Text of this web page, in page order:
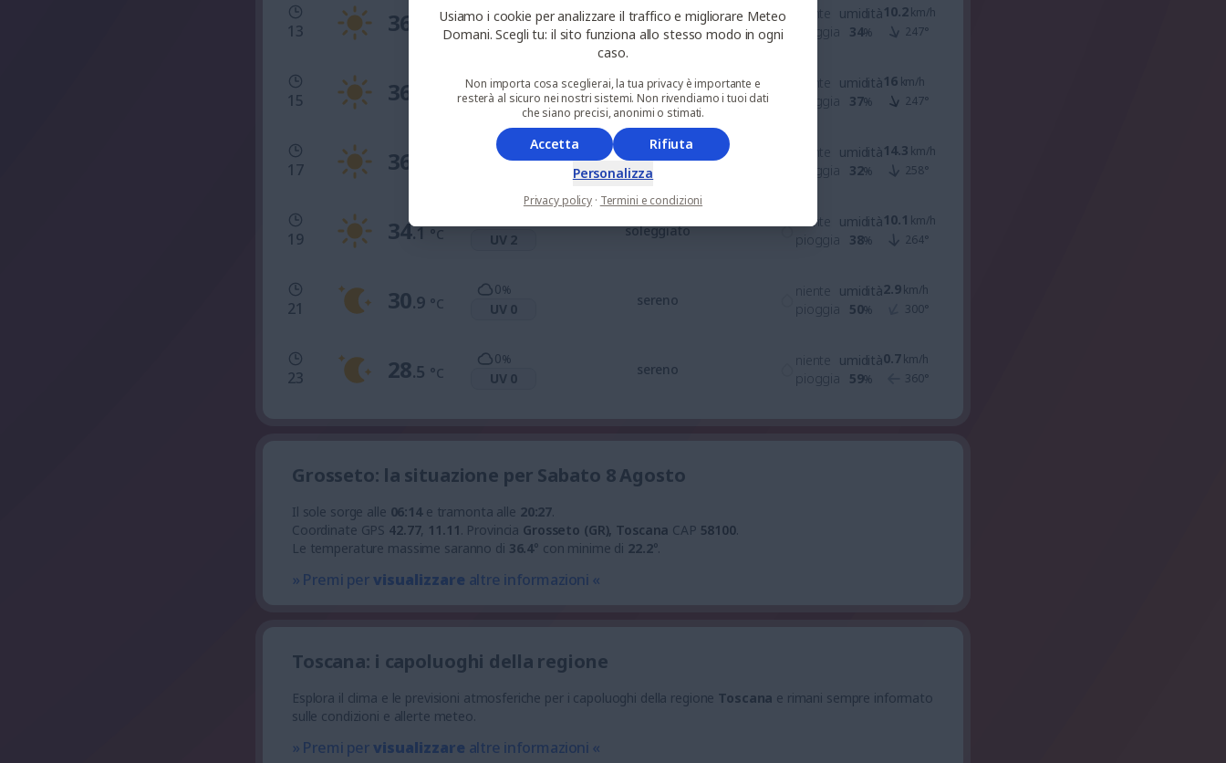
13 36 °C
0%
UV 7
soleggiato
niente
pioggia
umidità
34%
10.2km/h
247°
15 36 0%
UV 7
soleggiato
niente
pioggia
umidità
37%
16km/h
247°
17 36 0
soleggiato
niente
pioggia
umidità
32%
14.3 km/h
258°
19 34.1 °C UV 2
soleggiato
niente
pioggia
umidità
38%
10.1 km/h
264°
21 30.9 °C
0%
UV 0
sereno
niente
pioggia
umidità
50%
2.9km/h
300°
23 28.5 °C
0%
UV 0
sereno
niente
pioggia
umidità
59%
0.7km/h
360°
Grosseto: la situazione per Sabato 8 Agosto
Il sole sorge alle 06:14e tramonta alle 20:27.
Coordinate GPS 42.77, 11.11. Provincia Grosseto (GR), Toscana CAP 58100.
Le temperature massime saranno di 36.4° con minime di 22.2°.
» Premi pervisualizzare altre informazioni «
Toscana: i capoluoghi della regione
Esplora il clima e le previsioni atmosferiche per i capoluoghi della regione Toscana e rimani sempre informato
sulle condizioni e allerte meteo.
» Premi pervisualizzare altre informazioni «
Usiamo i cookie per analizzare il traffico e migliorare Meteo
Domani. Scegli tu: il sito funziona allo stesso modo in ogni
caso.
Non importa cosa sceglierai, la tua privacy è importante e
resterà al sicuro nei nostri sistemi. Non rivendiamo i tuoi dati
che siano precisi, anonimi o stimati.
Accetta
Rifiuta
Personalizza
Privacy policy · Termini e condizioni